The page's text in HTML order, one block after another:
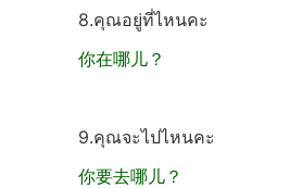
8.คุณอยู่ที่ไหนคะ
你在哪儿？
9.คุณจะไปไหนคะ
你要去哪儿？